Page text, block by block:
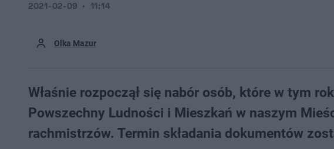
Olka Mazur
2021-02-09 11:14
Właśnie rozpoczął się nabór osób, które w tym
Powszechny Ludności i Mieszkań w naszym
rachmistrzów. Termin składania dokumentów